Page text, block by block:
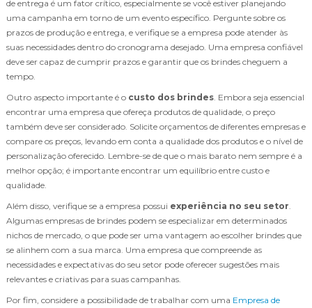
de entrega é um fator crítico, especialmente se você estiver planejando
uma campanha em torno de um evento específico. Pergunte sobre os
prazos de produção e entrega, e verifique se a empresa pode atender às
suas necessidades dentro do cronograma desejado. Uma empresa confiável
deve ser capaz de cumprir prazos e garantir que os brindes cheguem a
tempo.
Outro aspecto importante é o custo dos brindes . Embora seja essencial
encontrar uma empresa que ofereça produtos de qualidade, o preço
também deve ser considerado. Solicite orçamentos de diferentes empresas e
compare os preços, levando em conta a qualidade dos produtos e o nível de
personalização oferecido. Lembre-se de que o mais barato nem sempre é a
melhor opção; é importante encontrar um equilíbrio entre custo e
qualidade.
Além disso, verifique se a empresa possui experiência no seu setor
Algumas empresas de brindes podem se especializar em determinados
nichos de mercado, o que pode ser uma vantagem ao escolher brindes que
se alinhem com a sua marca. Uma empresa que compreende as
necessidades e expectativas do seu setor pode oferecer sugestões mais
relevantes e criativas para suas campanhas.
Por fim, considere a possibilidade de trabalhar com uma Empresa de